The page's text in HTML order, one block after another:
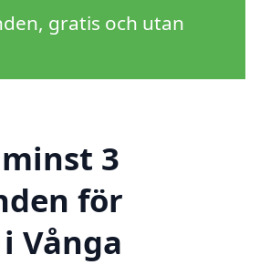
gratis och utan
3
för
Vånga